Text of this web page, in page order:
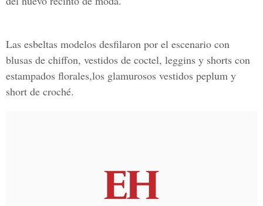
Las esbeltas modelos desfilaron por el escenario con
blusas de chiffon, vestidos de coctel, leggins y shorts con
estampados florales,los glamurosos vestidos peplum y
short de croché.